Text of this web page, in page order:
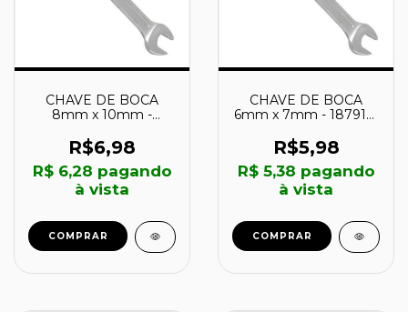
CHAVE DE BOCA
8mm x 10mm -
R$6,98
R$ 6,28 pagando
à vista
COMPRAR
CHAVE DE BOCA
6mm x 7mm - 1879116
R$5,98
R$ 5,38 pagando
à vista
COMPRAR